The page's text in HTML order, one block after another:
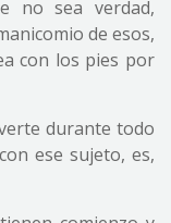
no sea verdad,
de esos,
con los pies por
durante todo
ese sujeto, es,